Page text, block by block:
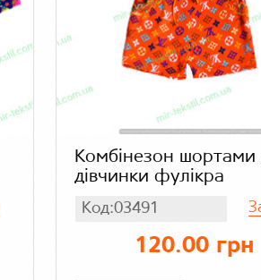
Комбінезон шортами
дівчинки фулікра
Код:03491
120.00 грн